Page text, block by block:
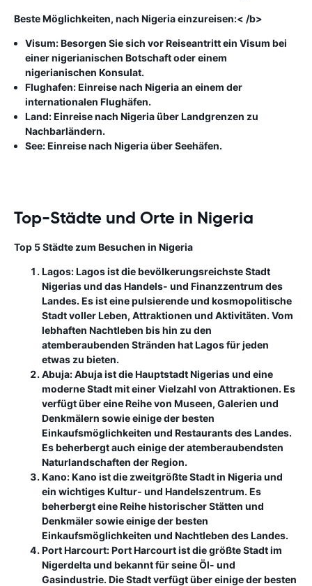
Beste Möglichkeiten, nach Nigeria einzureisen:< /b>
Visum: Besorgen Sie sich vor Reiseantritt ein Visum bei
einer nigerianischen Botschaft oder einem
nigerianischen Konsulat.
Flughafen: Einreise nach Nigeria an einem der
internationalen Flughäfen.
Land: Einreise nach Nigeria über Landgrenzen zu
Nachbarländern.
See: Einreise nach Nigeria über Seehäfen.
Top-Städte und Orte in Nigeria
Top 5 Städte zum Besuchen in Nigeria
Lagos:Lagos ist die bevölkerungsreichste Stadt
Nigerias und das Handels- und Finanzzentrum des
Landes. Es ist eine pulsierende und kosmopolitische
Stadt voller Leben, Attraktionen und Aktivitäten. Vom
lebhaften Nachtleben bis hin zu den
atemberaubenden Stränden hat Lagos für jeden
etwas zu bieten.
Abuja:Abuja ist die Hauptstadt Nigerias und eine
moderne Stadt mit einer Vielzahl von Attraktionen. Es
verfügt über eine Reihe von Museen, Galerien und
Denkmälern sowie einige der besten
Einkaufsmöglichkeiten und Restaurants des Landes.
Es beherbergt auch einige der atemberaubendsten
Naturlandschaften der Region.
Kano:Kano ist die zweitgrößte Stadt in Nigeria und
ein wichtiges Kultur- und Handelszentrum. Es
beherbergt eine Reihe historischer Stätten und
Denkmäler sowie einige der besten
Einkaufsmöglichkeiten und Nachtleben des Landes.
Port Harcourt:Port Harcourt ist die größte Stadt im
Nigerdelta und bekannt für seine Öl- und
Gasindustrie. Die Stadt verfügt über einige der besten